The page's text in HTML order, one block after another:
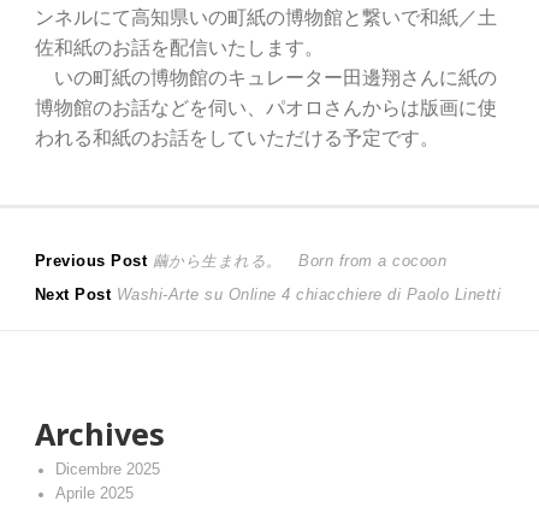
ンネルにて高知県いの町紙の博物館と繋いで和紙／土
佐和紙のお話を配信いたします。
いの町紙の博物館のキュレーター田邊翔さんに紙の
博物館のお話などを伺い、パオロさんからは版画に使
われる和紙のお話をしていただける予定です。
Navigazione
Previous Post Previous
post:
繭から生まれる。 Born from a cocoon
Next Post Next
Washi-Arte su Online 4 chiacchiere di Paolo Linetti
Archives
Dicembre 2025
Aprile 2025